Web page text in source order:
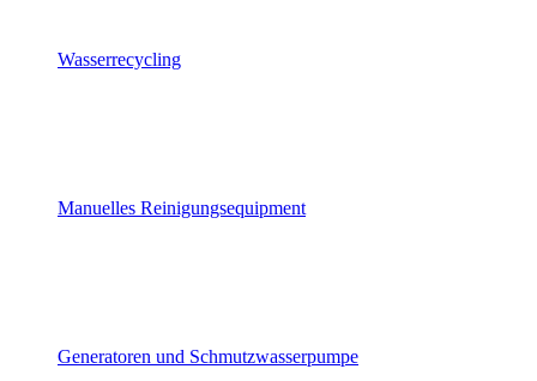
Wasserrecycling
Manuelles Reinigungsequipment
Generatoren und Schmutzwasserpumpe